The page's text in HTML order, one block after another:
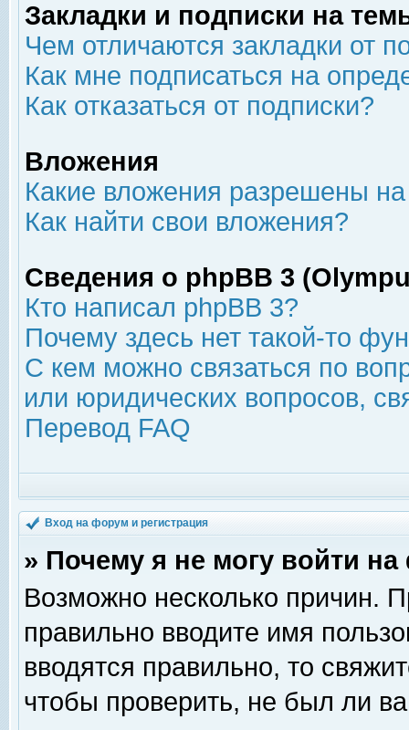
Закладки и подписки на
Чем отличаются закладки от
Как мне подписаться на
Как отказаться от подписки?
Вложения
Какие вложения разрешены
Как найти свои вложения?
Сведения о phpBB 3
Кто написал phpBB 3?
Почему здесь нет такой-то
С кем можно связаться по
или юридических вопросов,
Перевод FAQ
Вход на форум и регистрация
» Почему я не могу войти
Возможно несколько причин.
правильно вводите имя
вводятся правильно, то
чтобы проверить, не был ли